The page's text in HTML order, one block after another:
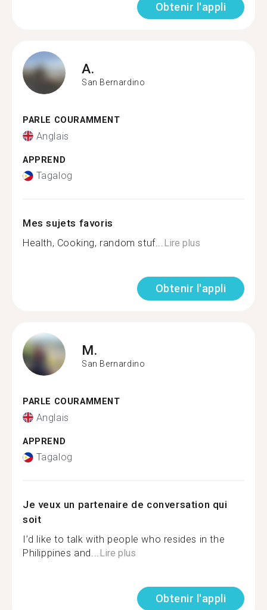
Obtenir l'appli
A.
San Bernardino
PARLE COURAMMENT
Anglais
APPREND
Tagalog
Mes sujets favoris
Health, Cooking, random stuf...Lire plus
Obtenir l'appli
M.
San Bernardino
PARLE COURAMMENT
Anglais
APPREND
Tagalog
Je veux un partenaire de conversation qui
soit
I’d like to talk with people who resides in the
Philippines and...Lire plus
Obtenir l'appli